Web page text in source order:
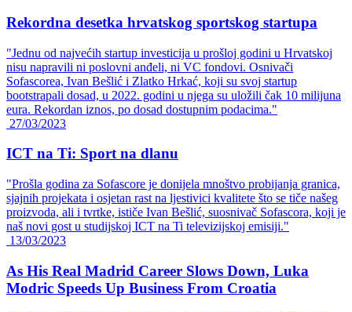
Rekordna desetka hrvatskog sportskog startupa
"Jednu od najvećih startup investicija u prošloj godini u Hrvatskoj
nisu napravili ni poslovni anđeli, ni VC fondovi. Osnivači
Sofascorea, Ivan Bešlić i Zlatko Hrkać, koji su svoj startup
bootstrapali dosad, u 2022. godini u njega su uložili čak 10 milijuna
eura. Rekordan iznos, po dosad dostupnim podacima."
27/03/2023
ICT na Ti: Sport na dlanu
"Prošla godina za Sofascore je donijela mnoštvo probijanja granica,
sjajnih projekata i osjetan rast na ljestivici kvalitete što se tiče našeg
proizvoda, ali i tvrtke, ističe Ivan Bešlić, suosnivač Sofascora, koji je
naš novi gost u studijskoj ICT na Ti televizijskoj emisiji."
13/03/2023
As His Real Madrid Career Slows Down, Luka
Modric Speeds Up Business From Croatia